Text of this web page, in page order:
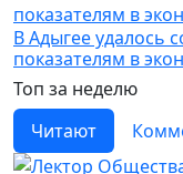
В Адыгее удалось
показателям в
Топ за неделю
Читают